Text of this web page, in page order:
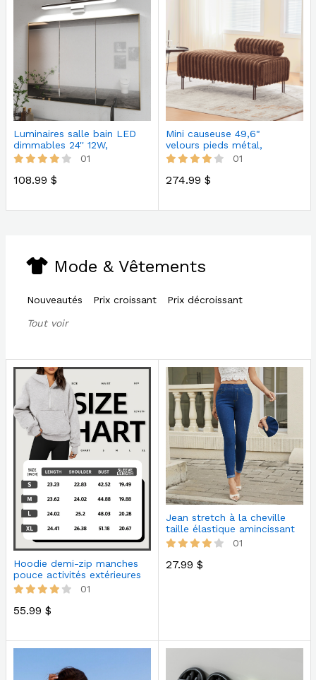
Luminaires salle bain LED
dimmables 24'' 12W,
chromé, …
01
108.99 $
Mini causeuse 49,6"
velours pieds métal,
dossier ajust…01
274.99 $
Mode & Vêtements
Nouveautés Prix croissant Prix décroissant
Tout voir
Hoodie demi-zip manches
pouce activités extérieures
ra…
01
55.99 $
Jean stretch à la cheville
taille élastique amincissant
01
27.99 $